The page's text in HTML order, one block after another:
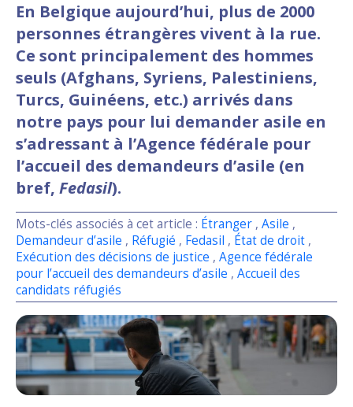
En Belgique aujourd’hui, plus de 2000
personnes étrangères vivent à la rue.
Ce sont principalement des hommes
seuls (Afghans, Syriens, Palestiniens,
Turcs, Guinéens, etc.) arrivés dans
notre pays pour lui demander asile en
s’adressant à l’Agence fédérale pour
l’accueil des demandeurs d’asile (en
bref, Fedasil).
Mots-clés associés à cet article : Étranger , Asile ,
Demandeur d’asile , Réfugié , Fedasil , État de droit ,
Exécution des décisions de justice , Agence fédérale
pour l’accueil des demandeurs d’asile , Accueil des
candidats réfugiés